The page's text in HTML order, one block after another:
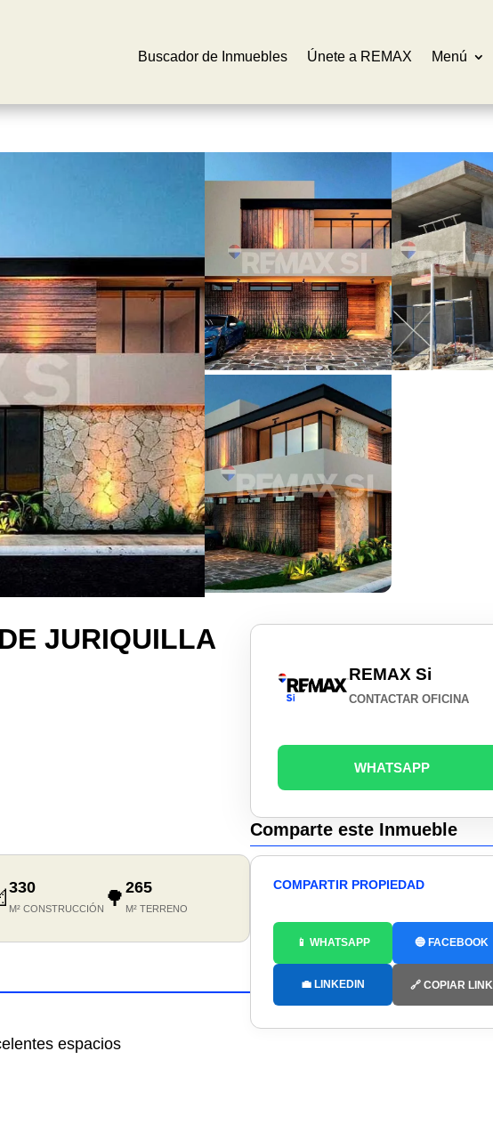
Buscador de Inmuebles Únete a REMAX Menú
JURIQUILLA
330
M² CONSTRUCCIÓN 🌳265
M² TERRENO
espacios
REMAX Si
CONTACTAR OFICINA
WHATSAPP
Comparte este Inmueble
COMPARTIR PROPIEDAD
📱 WHATSAPP 🔵 FACEBOOK
💼 LINKEDIN 🔗 COPIAR LINK